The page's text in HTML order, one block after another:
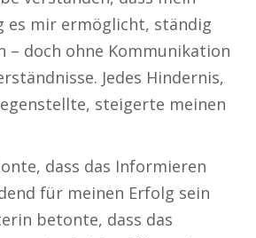
es mir ermöglicht, ständig
– doch ohne Kommunikation
Jedes Hindernis,
steigerte meinen
dass das Informieren
für meinen Erfolg sein
betonte, dass das